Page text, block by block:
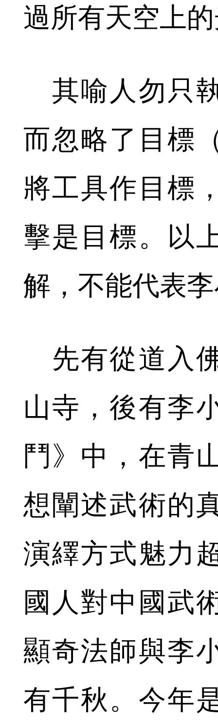
過所有天空上
其喻人勿只
而忽略了目標
將工具作目標
擊是目標。以
解，不能代表
先有從道入
山寺，後有李
鬥》中，在青
想闡述武術的
演繹方式魅力
國人對中國武
顯奇法師與李
有千秋。今年